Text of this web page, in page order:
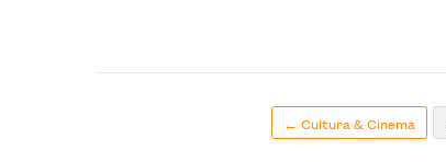
← Cultura & Cinema